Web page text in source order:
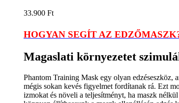
33.900 Ft
HOGYAN SEGÍT AZ
Magaslati környezetet
Phantom Training Mask egy olyan edzéseszköz,
mégis sokan kevés figyelmet fordítanak rá. Ezt
izmokat és növeli a teljesítményt, ha maszk